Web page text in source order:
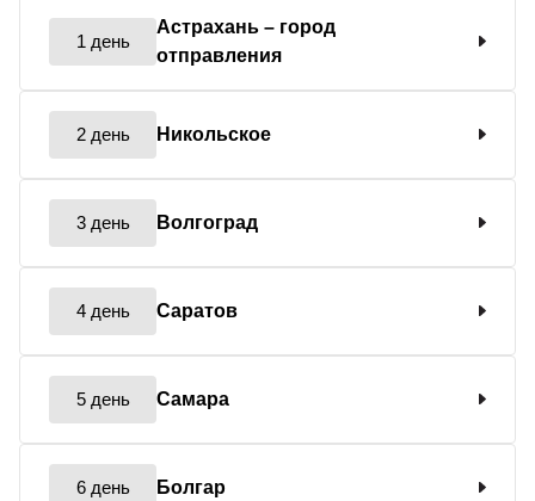
1 день
Астрахань – город
отправления
2 день Никольское
3 день Волгоград
4 день Саратов
5 день Самара
6 день Болгар